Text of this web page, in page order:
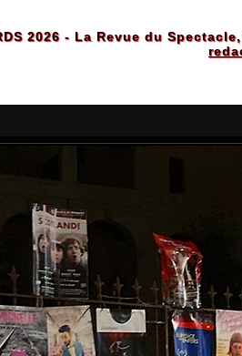
2026 - La Revue du